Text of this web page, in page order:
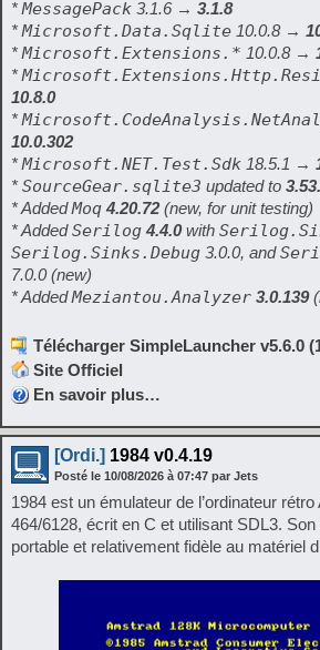
*MessagePack 3.1.6 → 3.1.8
*Microsoft.Data.Sqlite 10.0.8 →
*Microsoft.Extensions.* 10.0.8 →
*
10.8.0
*
10.0.302
*Microsoft.NET.Test.Sdk 18.5.1 →
* SourceGear.sqlite3 updated to
* AddedMoq 4.20.72 (new, for unit testing)
* AddedSerilog 4.4.0with
Serilog.Sinks.Debug 3.0.0, and
7.0.0(new)
* AddedMeziantou.Analyzer 3.0.139
Télécharger SimpleLauncher v5.6.0
Site Officiel
En savoir plus…
[Ordi.] 1984 v0.4.19
Posté le 10/08/2026 à 07:47 par Jets
1984 est un émulateur de l’ordinateur
464/6128, écrit en C et utilisant SDL3. Son
portable et relativement fidèle au matériel